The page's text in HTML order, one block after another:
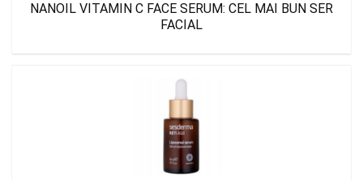
NANOIL VITAMIN C FACE SERUM: CEL MAI BUN SER
FACIAL